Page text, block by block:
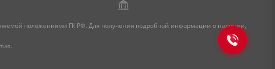
положениями ГК РФ. Для получения подробной информации о наличии,